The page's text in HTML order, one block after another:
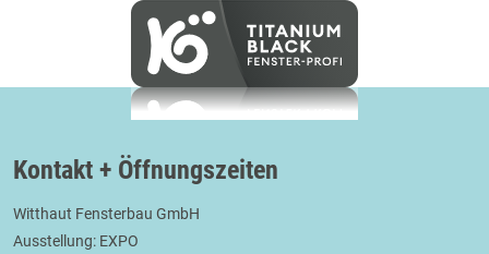
Kontakt + Öffnungszeiten
Witthaut Fensterbau GmbH
Ausstellung: EXPO